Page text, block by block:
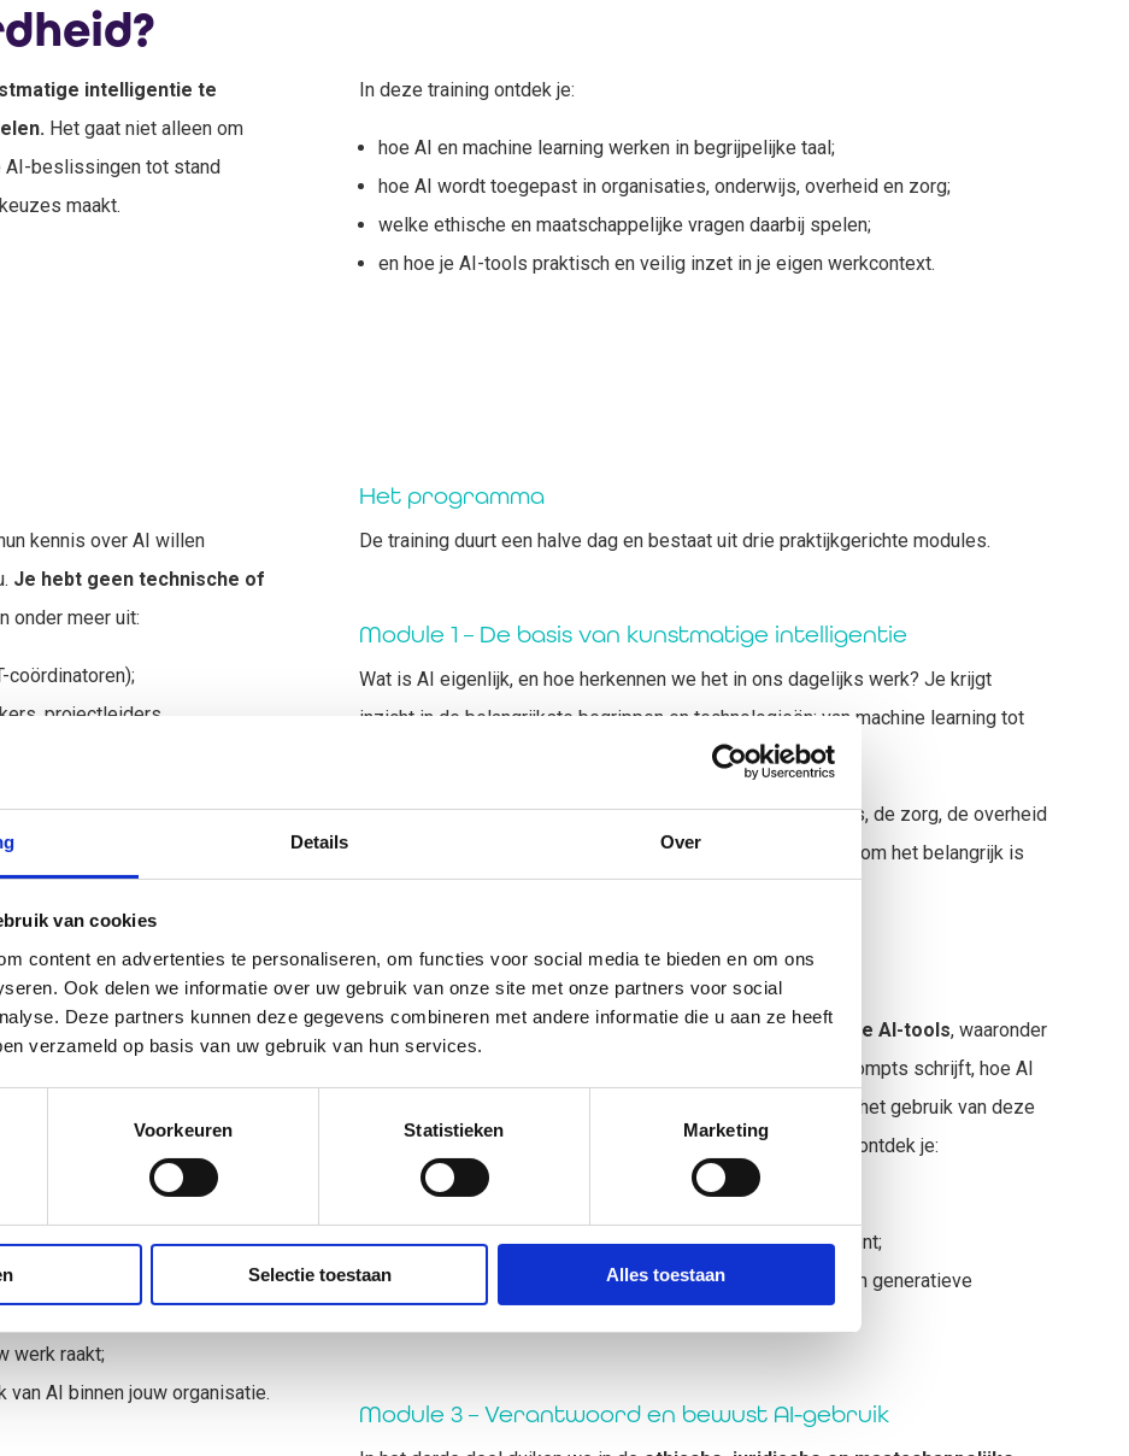
Details Over
van cookies
content en advertenties te personaliseren, om functies voor social media te bieden en om ons
Ook delen we informatie over uw gebruik van onze site met onze partners voor social
Deze partners kunnen deze gegevens combineren met andere informatie die u aan ze heeft
verzameld op basis van uw gebruik van hun services.
Voorkeuren Statistieken Marketing
Selectie toestaan Alles toestaan
intelligentie te
Het gaat niet alleen om
AI-beslissingen tot stand
maakt.
In deze training ontdek je:
hoe AI en machine learning werken in begrijpelijke taal;
hoe AI wordt toegepast in organisaties, onderwijs, overheid en zorg;
welke ethische en maatschappelijke vragen daarbij spelen;
en hoe je AI-tools praktisch en veilig inzet in je eigen werkcontext.
kennis over AI willen
Je hebt geen technische of
onder meer uit:
coördinatoren);
projectleiders,
support).
AI op een verantwoorde manier
machine learning;
zoals
ChatGPTenMicrosoft
de grenzen liggen van
werk raakt;
AI binnen jouw organisatie.
Het programma
De training duurt een halve dag en bestaat uit drie praktijkgerichte modules.
Module 1 – De basis van kunstmatige intelligentie
Wat is AI eigenlijk, en hoe herkennen we het in ons dagelijks werk? Je krijgt
inzicht in de belangrijkste begrippen en technologieën: van machine learning tot
We bespreken concrete voorbeelden van AI in het onderwijs, de zorg, de overheid
en het bedrijfsleven. Je leert hoe AI zich ontwikkelt en waarom het belangrijk is
Module 2 – Generatieve AI in de praktijk
In deze module ga je praktisch aan de slag met generatieve AI-tools, waaronder
. Je leert hoe je effectieve prompts schrijft, hoe AI
je productiviteit kan vergroten en waar de grenzen liggen in het gebruik van deze
technologie. Aan de hand van herkenbare werkvoorbeelden ontdek je:
hoe je AI inzet voor tekst, analyse en communicatie;
hoe je AI gebruikt als sparringpartner of creatieve assistent;
en welke verantwoordelijkheden je hebt bij het gebruik van generatieve
Module 3 – Verantwoord en bewust AI-gebruik